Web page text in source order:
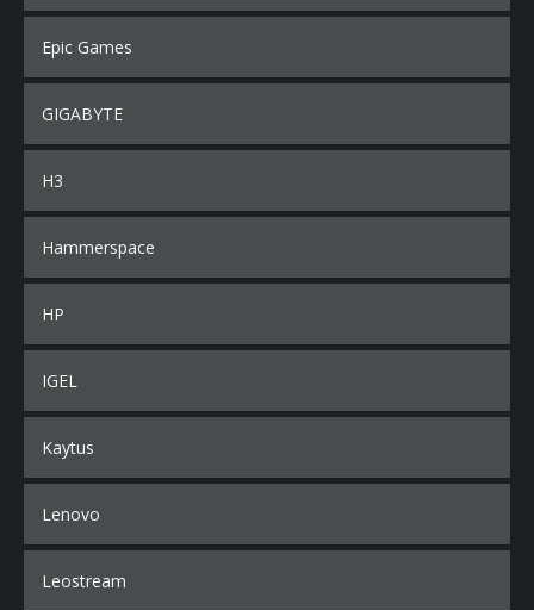
Epic Games
GIGABYTE
H3
Hammerspace
HP
IGEL
Kaytus
Lenovo
Leostream